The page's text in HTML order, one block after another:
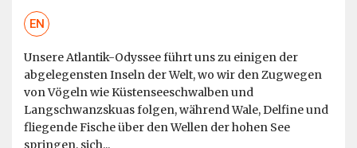
EN
Unsere Atlantik-Odyssee führt uns zu einigen der
abgelegensten Inseln der Welt, wo wir den Zugwegen
von Vögeln wie Küstenseeschwalben und
Langschwanzskuas folgen, während Wale, Delfine und
fliegende Fische über den Wellen der hohen See
springen, sich...